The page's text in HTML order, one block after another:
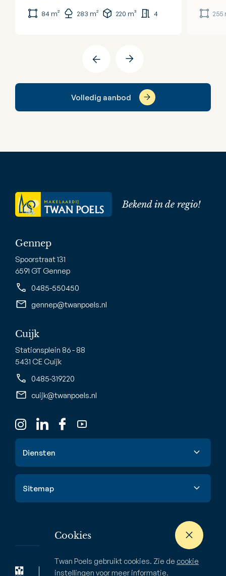
84 m² 283 m² 220 m³ 4 255
Volledig aanbod
Cookies
Twan Poels gebruikt cookies. Zie de cookie
instellingen voor meer informatie.
Bekend in de regio!
Gennep
Spoorstraat 131
6591 GT Gennep
0485-550450
gennep@twanpoels.nl
Cuijk
Stationsplein 86 - 88
5431 CE Cuijk
0485-319220
cuijk@twanpoels.nl
Diensten
Waardebepaling
Verhuur & huur
Zoekopdracht
Sitemap
Nieuwbouw
Bedrijven